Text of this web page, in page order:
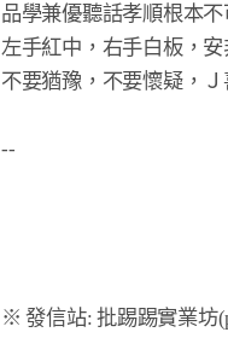
品學兼優聽話孝順根本不
左手紅中 ， 右手白板 ， 安
不要猶豫 ， 不要懷疑，